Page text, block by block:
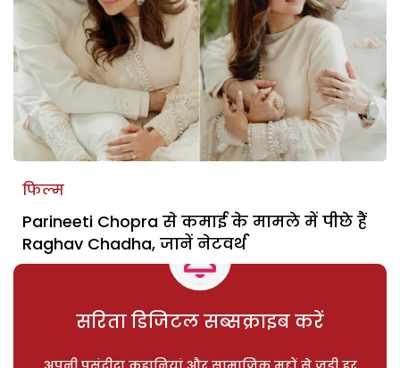
फिल्म
Parineeti Chopra से कमाई के मामले में पीछे हैं
Raghav Chadha, जानें नेटवर्थ
सरिता डिजिटल सब्सक्राइब करें